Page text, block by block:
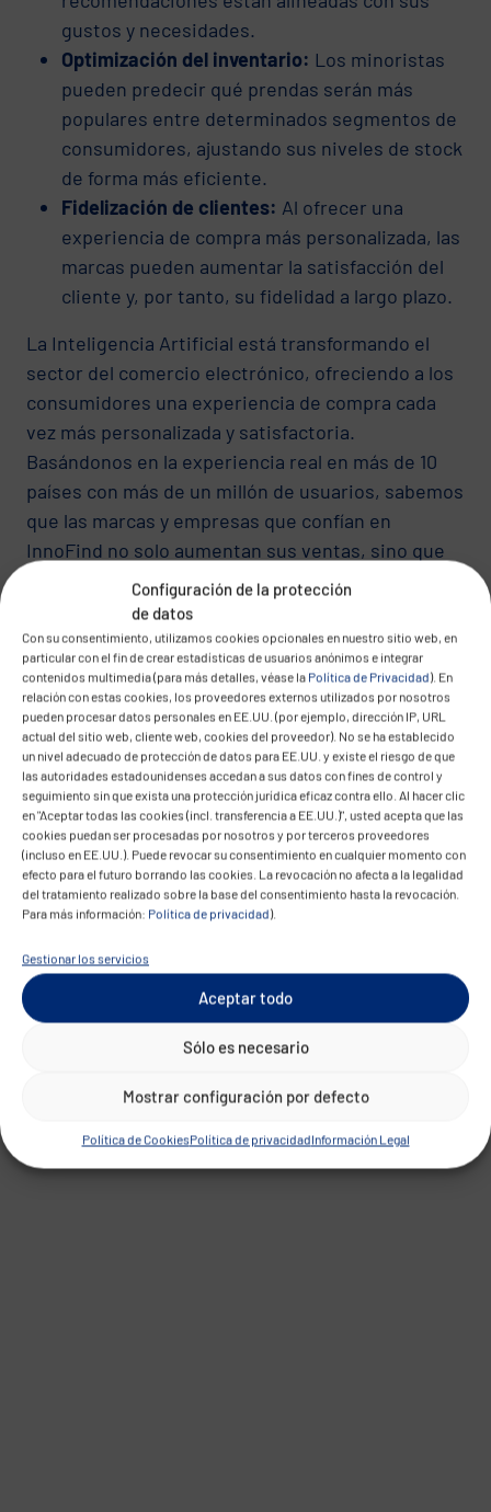
Configuración de la protección
de datos
Con su consentimiento, utilizamos cookies opcionales en nuestro sitio web, en
particular con el fin de crear estadísticas de usuarios anónimos e integrar
contenidos multimedia (para más detalles, véase la Política de Privacidad). En
relación con estas cookies, los proveedores externos utilizados por nosotros
pueden procesar datos personales en EE.UU. (por ejemplo, dirección IP, URL
actual del sitio web, cliente web, cookies del proveedor). No se ha establecido
un nivel adecuado de protección de datos para EE.UU. y existe el riesgo de que
las autoridades estadounidenses accedan a sus datos con fines de control y
seguimiento sin que exista una protección jurídica eficaz contra ello. Al hacer clic
en "Aceptar todas las cookies (incl. transferencia a EE.UU.)", usted acepta que las
cookies puedan ser procesadas por nosotros y por terceros proveedores
(incluso en EE.UU.). Puede revocar su consentimiento en cualquier momento con
efecto para el futuro borrando las cookies. La revocación no afecta a la legalidad
del tratamiento realizado sobre la base del consentimiento hasta la revocación.
Para más información: Política de privacidad).
Gestionar los servicios
Aceptar todo
Sólo es necesario
Mostrar configuración por defecto
Política de CookiesPolítica de privacidadInformación Legal
gustos y necesidades.
Optimización del inventario: Los minoristas
pueden predecir qué prendas serán más
populares entre determinados segmentos de
consumidores, ajustando sus niveles de stock
de forma más eficiente.
Fidelización de clientes: Al ofrecer una
experiencia de compra más personalizada, las
marcas pueden aumentar la satisfacción del
cliente y, por tanto, su fidelidad a largo plazo.
La Inteligencia Artificial está transformando el
sector del comercio electrónico, ofreciendo a los
consumidores una experiencia de compra cada
vez más personalizada y satisfactoria.
Basándonos en la experiencia real en más de 10
países con más de un millón de usuarios, sabemos
que las marcas y empresas que confían en
InnoFind no solo aumentan sus ventas, sino que
también crean un vínculo más profundo y
duradero con su base de clientes al ofrecer una
experiencia de compra única adaptada a las
necesidades y preferencias individuales de cada
persona.